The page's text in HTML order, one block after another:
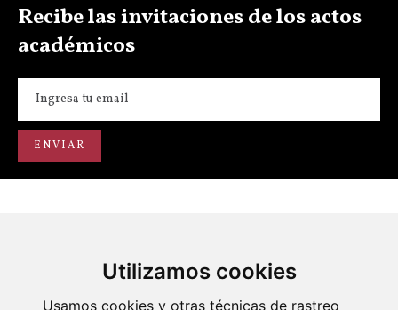
Utilizamos cookies
Usamos cookies y otras técnicas de rastreo
Recibe las invitaciones de los actos
académicos